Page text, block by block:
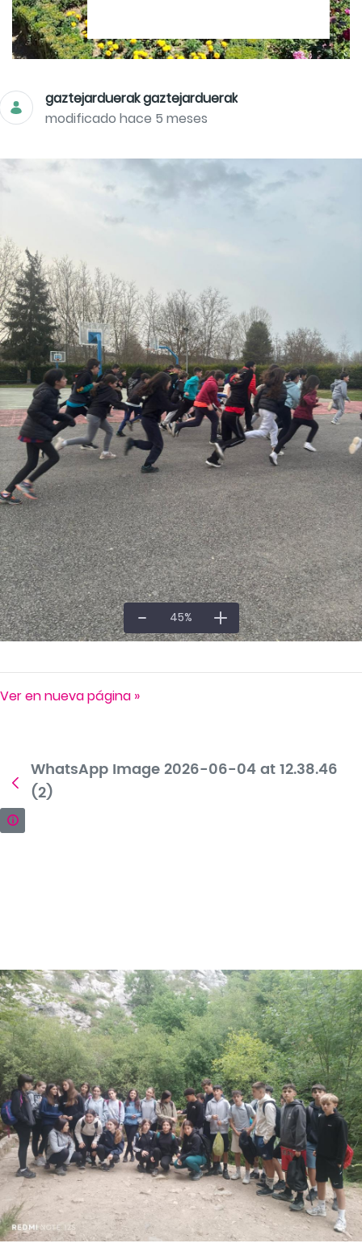
gaztejarduerak gaztejarduerak
modificado hace 5 meses
45%
Ver en nueva página »
WhatsApp Image 2026-06-04 at 12.38.46
(2)